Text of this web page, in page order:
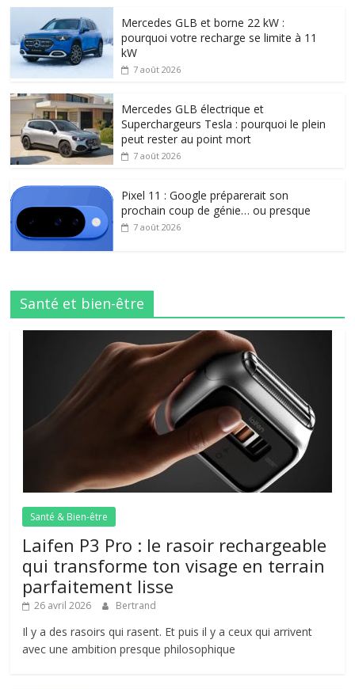
Mercedes GLB et borne 22 kW :
pourquoi votre recharge se limite à 11
kW
7 août 2026
Mercedes GLB électrique et
Superchargeurs Tesla : pourquoi le plein
peut rester au point mort
7 août 2026
Pixel 11 : Google préparerait son
prochain coup de génie… ou presque
7 août 2026
Santé et bien-être
Santé & Bien-être
Laifen P3 Pro : le rasoir rechargeable
qui transforme ton visage en terrain
parfaitement lisse
26 avril 2026 Bertrand
Il y a des rasoirs qui rasent. Et puis il y a ceux qui arrivent
avec une ambition presque philosophique